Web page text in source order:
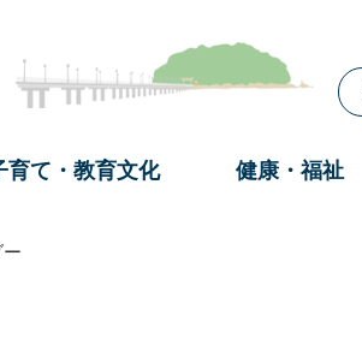
育て・教育文化 健康・福祉